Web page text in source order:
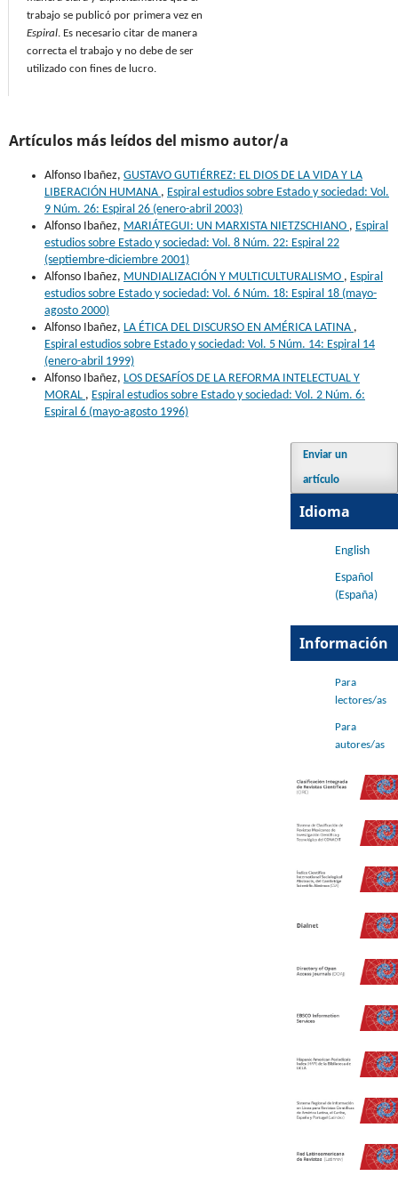
trabajo se publicó por primera vez en
Espiral. Es necesario citar de manera
correcta el trabajo y no debe de ser
utilizado con fines de lucro.
Artículos más leídos del mismo autor/a
Alfonso Ibañez, GUSTAVO GUTIÉRREZ: EL DIOS DE LA VIDA Y LA
LIBERACIÓN HUMANA , Espiral estudios sobre Estado y sociedad: Vol.
9 Núm. 26: Espiral 26 (enero-abril 2003)
Alfonso Ibañez, MARIÁTEGUI: UN MARXISTA NIETZSCHIANO , Espiral
estudios sobre Estado y sociedad: Vol. 8 Núm. 22: Espiral 22
(septiembre-diciembre 2001)
Alfonso Ibañez, MUNDIALIZACIÓN Y MULTICULTURALISMO , Espiral
estudios sobre Estado y sociedad: Vol. 6 Núm. 18: Espiral 18 (mayo-
agosto 2000)
Alfonso Ibañez, LA ÉTICA DEL DISCURSO EN AMÉRICA LATINA ,
Espiral estudios sobre Estado y sociedad: Vol. 5 Núm. 14: Espiral 14
(enero-abril 1999)
Alfonso Ibañez, LOS DESAFÍOS DE LA REFORMA INTELECTUAL Y
MORAL , Espiral estudios sobre Estado y sociedad: Vol. 2 Núm. 6:
Espiral 6 (mayo-agosto 1996)
Enviar un
artículo
Idioma
English
Español
(España)
Información
Para
lectores/as
Para
autores/as